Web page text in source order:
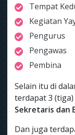
Tempat
Kegiatan
Pengurus
Pengawas
Pembina
Selain itu di
terdapat 3
Sekretaris dan
Dan juga